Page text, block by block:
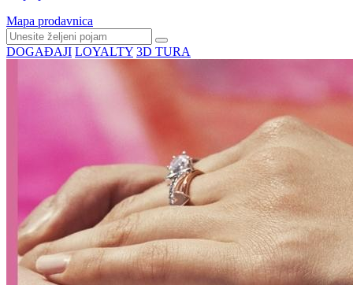
Mapa prodavnica
DOGAĐAJI LOYALTY 3D TURA